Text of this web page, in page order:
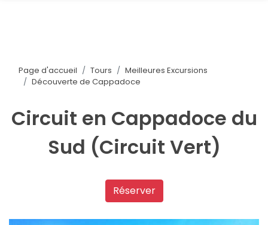
Page d'accueil Tours
Meilleures Excursions
Découverte de Cappadoce
Circuit en Cappadoce du
Sud (Circuit Vert)
Réserver